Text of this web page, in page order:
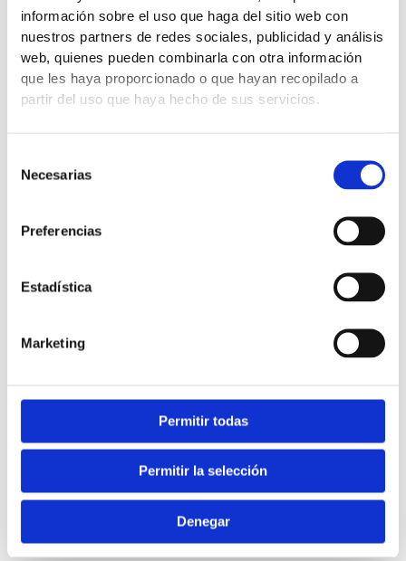
información sobre el uso que haga del sitio web con
nuestros partners de redes sociales, publicidad y análisis
web, quienes pueden combinarla con otra información
que les haya proporcionado o que hayan recopilado a
partir del uso que haya hecho de sus servicios.
Necesarias
Preferencias
Estadística
Marketing
Permitir todas
Permitir la selección
Denegar